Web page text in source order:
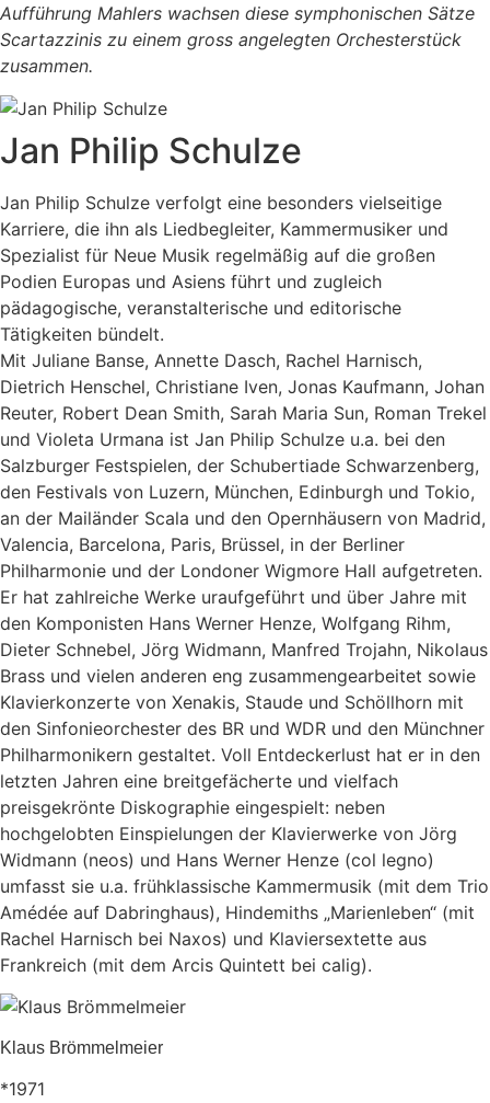
Aufführung Mahlers wachsen diese symphonischen Sätze
Scartazzinis zu einem gross angelegten Orchesterstück
zusammen.
Jan Philip Schulze
Jan Philip Schulze verfolgt eine besonders vielseitige
Karriere, die ihn als Liedbegleiter, Kammermusiker und
Spezialist für Neue Musik regelmäßig auf die großen
Podien Europas und Asiens führt und zugleich
pädagogische, veranstalterische und editorische
Tätigkeiten bündelt.
Mit Juliane Banse, Annette Dasch, Rachel Harnisch,
Dietrich Henschel, Christiane Iven, Jonas Kaufmann, Johan
Reuter, Robert Dean Smith, Sarah Maria Sun, Roman Trekel
und Violeta Urmana ist Jan Philip Schulze u.a. bei den
Salzburger Festspielen, der Schubertiade Schwarzenberg,
den Festivals von Luzern, München, Edinburgh und Tokio,
an der Mailänder Scala und den Opernhäusern von Madrid,
Valencia, Barcelona, Paris, Brüssel, in der Berliner
Philharmonie und der Londoner Wigmore Hall aufgetreten.
Er hat zahlreiche Werke uraufgeführt und über Jahre mit
den Komponisten Hans Werner Henze, Wolfgang Rihm,
Dieter Schnebel, Jörg Widmann, Manfred Trojahn, Nikolaus
Brass und vielen anderen eng zusammengearbeitet sowie
Klavierkonzerte von Xenakis, Staude und Schöllhorn mit
den Sinfonieorchester des BR und WDR und den Münchner
Philharmonikern gestaltet. Voll Entdeckerlust hat er in den
letzten Jahren eine breitgefächerte und vielfach
preisgekrönte Diskographie eingespielt: neben
hochgelobten Einspielungen der Klavierwerke von Jörg
Widmann (neos) und Hans Werner Henze (col legno)
umfasst sie u.a. frühklassische Kammermusik (mit dem Trio
Amédée auf Dabringhaus), Hindemiths „Marienleben“ (mit
Rachel Harnisch bei Naxos) und Klaviersextette aus
Frankreich (mit dem Arcis Quintett bei calig).
Klaus Brömmelmeier
*1971